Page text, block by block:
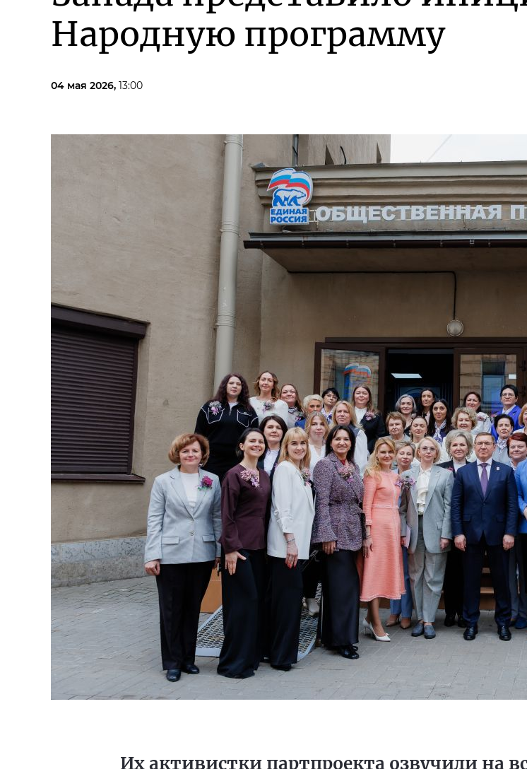
Народную программу
04 мая 2026, 13:00
Их активистки партпроекта озвучили на